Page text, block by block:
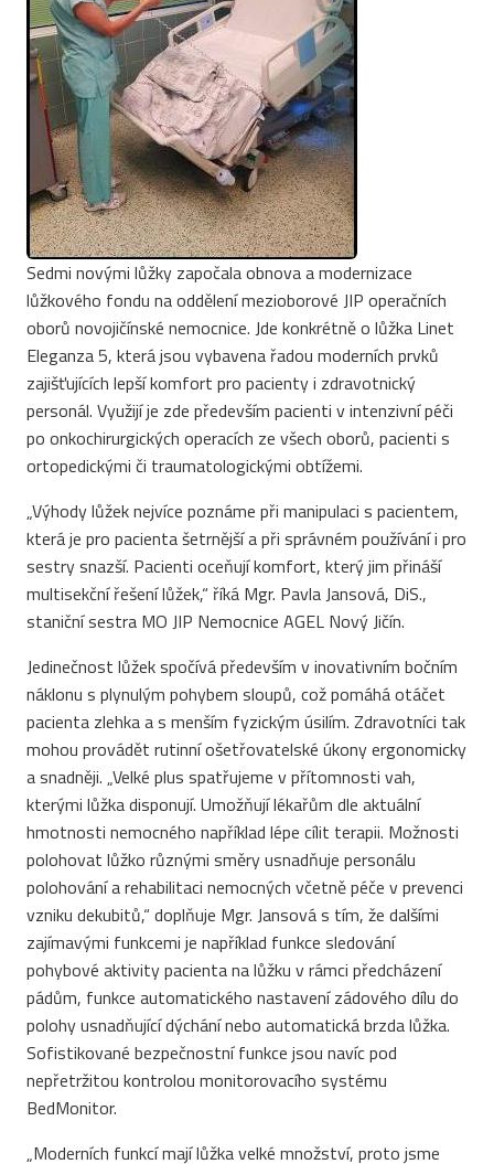
Sedmi novými lůžky započala obnova a modernizace
lůžkového fondu na oddělení mezioborové JIP operačních
oborů novojičínské nemocnice. Jde konkrétně o lůžka Linet
Eleganza 5, která jsou vybavena řadou moderních prvků
zajišťujících lepší komfort pro pacienty i zdravotnický
personál. Využijí je zde především pacienti v intenzivní péči
po onkochirurgických operacích ze všech oborů, pacienti s
ortopedickými či traumatologickými obtížemi.
„Výhody lůžek nejvíce poznáme při manipulaci s pacientem,
která je pro pacienta šetrnější a při správném používání i pro
sestry snazší. Pacienti oceňují komfort, který jim přináší
multisekční řešení lůžek,“ říká Mgr. Pavla Jansová, DiS.,
staniční sestra MO JIP Nemocnice AGEL Nový Jičín.
Jedinečnost lůžek spočívá především v inovativním bočním
náklonu s plynulým pohybem sloupů, což pomáhá otáčet
pacienta zlehka a s menším fyzickým úsilím. Zdravotníci tak
mohou provádět rutinní ošetřovatelské úkony ergonomicky
a snadněji. „Velké plus spatřujeme v přítomnosti vah,
kterými lůžka disponují. Umožňují lékařům dle aktuální
hmotnosti nemocného například lépe cílit terapii. Možnosti
polohovat lůžko různými směry usnadňuje personálu
polohování a rehabilitaci nemocných včetně péče v prevenci
vzniku dekubitů,“ doplňuje Mgr. Jansová s tím, že dalšími
zajímavými funkcemi je například funkce sledování
pohybové aktivity pacienta na lůžku v rámci předcházení
pádům, funkce automatického nastavení zádového dílu do
polohy usnadňující dýchání nebo automatická brzda lůžka.
Sofistikované bezpečnostní funkce jsou navíc pod
nepřetržitou kontrolou monitorovacího systému
BedMonitor.
„Moderních funkcí mají lůžka velké množství, proto jsme